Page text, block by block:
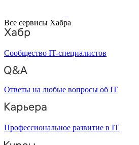
Все сервисы Хабра
Сообщество IT-специалистов
Ответы на любые вопросы об IT
Профессиональное развитие в IT